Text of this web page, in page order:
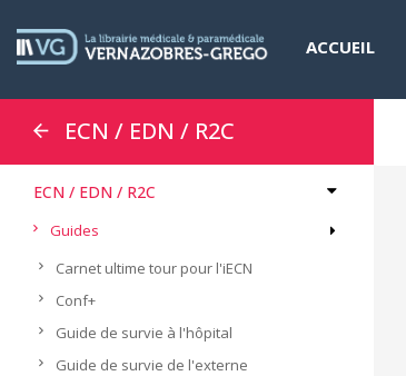
ACCUEIL
ECN / EDN / R2C
ECN / EDN / R2C
Guides
Carnet ultime tour pour l'iECN
Conf+
Guide de survie à l'hôpital
Guide de survie de l'externe